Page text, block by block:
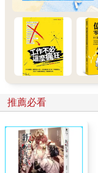
「我要去XX大學，打算
在說出這句話之後始，我
生活。大家都知道，要做平
的潛能。
就這樣度過每天只睡兩小
開始重讀的我，最後拿到了
入學的時間越來越近，這段
名其他學校，但在他看到我
間大學。
推薦必看